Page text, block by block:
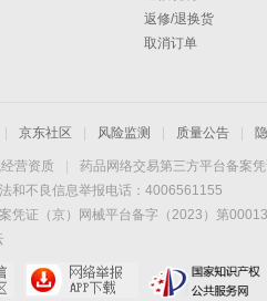
返修/退换货
取消订单
京东社区 风险监测 质量公告
营资质 药品网络交易第三方平台备案
和不良信息举报电话：4006561155
凭证（京）网械平台备字（2023）第